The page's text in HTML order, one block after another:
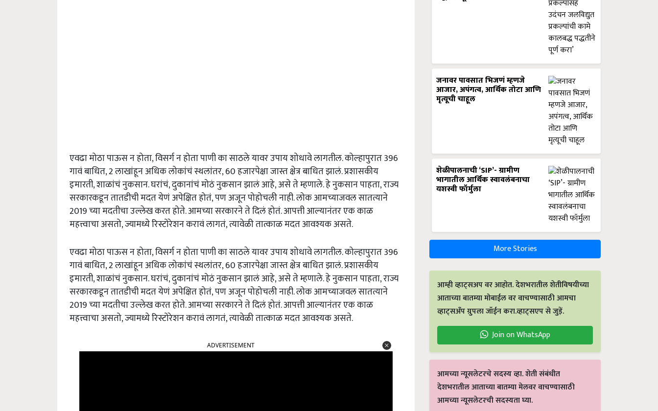
एवढा मोठा पाऊस न होता, विसर्ग न होता पाणी का साठले यावर उपाय शोधावे लागतील. कोल्हापुरात 396
गावं बाधित, 2 लाखांहून अधिक लोकांचं स्थलांतर, 60 हजारपेक्षा जास्त क्षेत्र बाधित झालं. प्रशासकीय
इमारती, शाळांचं नुकसान. घरांचं, दुकानांचं मोठं नुकसान झालं आहे, असे ते म्हणाले. हे नुकसान पाहता, राज्य
सरकारकडून तातडीची मदत येणं अपेक्षित होतं, पण अजून पोहोचली नाही. लोक आमच्याजवल सातत्याने
2019 च्या मदतीचा उल्लेख करत होते. आमच्या सरकारने ते दिलं होतं. आपत्ती आल्यानंतर एक काळ
महत्त्वाचा असतो, ज्यामध्ये रिस्टोरेशन करावं लागतं, त्यावेळी तात्काळ मदत आवश्यक असते.
एवढा मोठा पाऊस न होता, विसर्ग न होता पाणी का साठले यावर उपाय शोधावे लागतील. कोल्हापुरात 396
गावं बाधित, 2 लाखांहून अधिक लोकांचं स्थलांतर, 60 हजारपेक्षा जास्त क्षेत्र बाधित झालं. प्रशासकीय
इमारती, शाळांचं नुकसान. घरांचं, दुकानांचं मोठं नुकसान झालं आहे, असे ते म्हणाले. हे नुकसान पाहता, राज्य
सरकारकडून तातडीची मदत येणं अपेक्षित होतं, पण अजून पोहोचली नाही. लोक आमच्याजवल सातत्याने
2019 च्या मदतीचा उल्लेख करत होते. आमच्या सरकारने ते दिलं होतं. आपत्ती आल्यानंतर एक काळ
महत्त्वाचा असतो, ज्यामध्ये रिस्टोरेशन करावं लागतं, त्यावेळी तात्काळ मदत आवश्यक असते.
ADVERTISEMENT
जनावर पावसात भिजणं म्हणजे
आजार, अपंगत्व, आर्थिक तोटा आणि
मृत्यूची चाहूल
शेळीपालनाची ‘SIP’- ग्रामीण
भागातील आर्थिक स्वावलंबनाचा
यशस्वी फॉर्मुला
More Stories
आम्ही व्हाट्सअप वर आहोत. देशभरातील शेतीविषयीच्या
आताच्या बातम्या मोबाईल वर वाचण्यासाठी आमचा
व्हाट्सअँप ग्रुपला जॉईन करा.व्हाट्सएप से जुड़ें.
Join on WhatsApp
आमच्या न्यूसलेटरचे सदस्य व्हा. शेती संबंधीत
देशभरातील आताच्या बातम्या मेलवर वाचण्यासाठी
आमच्या न्यूसलेटरची सदस्यता घ्या.